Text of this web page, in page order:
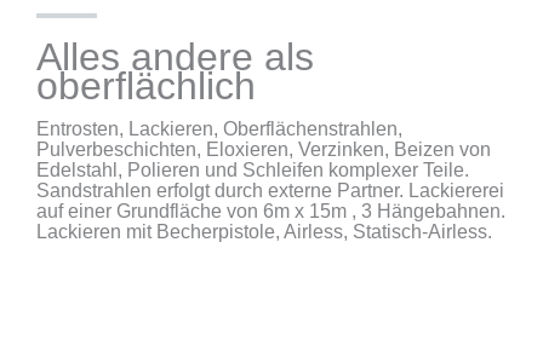
Alles andere als
oberflächlich
Entrosten, Lackieren, Oberflächenstrahlen,
Pulverbeschichten, Eloxieren, Verzinken, Beizen von
Edelstahl, Polieren und Schleifen komplexer Teile.
Sandstrahlen erfolgt durch externe Partner. Lackiererei
auf einer Grundfläche von 6m x 15m , 3 Hängebahnen.
Lackieren mit Becherpistole, Airless, Statisch-Airless.